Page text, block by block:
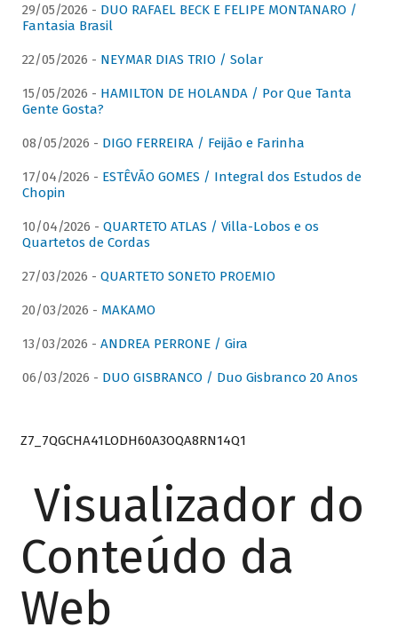
29/05/2026 - DUO RAFAEL BECK E FELIPE MONTANARO /
Fantasia Brasil
22/05/2026 - NEYMAR DIAS TRIO / Solar
15/05/2026 - HAMILTON DE HOLANDA / Por Que Tanta
Gente Gosta?
08/05/2026 - DIGO FERREIRA / Feijão e Farinha
17/04/2026 - ESTÊVÃO GOMES / Integral dos Estudos de
Chopin
10/04/2026 - QUARTETO ATLAS / Villa-Lobos e os
Quartetos de Cordas
27/03/2026 - QUARTETO SONETO PROEMIO
20/03/2026 - MAKAMO
13/03/2026 - ANDREA PERRONE / Gira
06/03/2026 - DUO GISBRANCO / Duo Gisbranco 20 Anos
Z7_7QGCHA41LODH60A3OQA8RN14Q1
Visualizador do
Conteúdo da
Web